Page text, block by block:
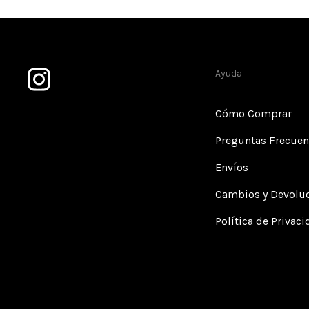
Ayuda
Cómo Comprar
Preguntas
Envíos
Cambios y
Política de